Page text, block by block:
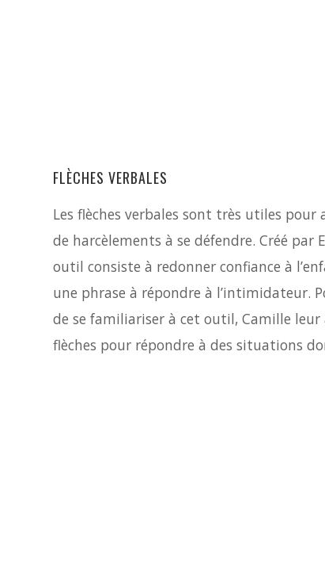
FLÈCHES VERBALES
Les flèches verbales sont très utiles
de harcèlements à se défendre. Créé par
outil consiste à redonner confiance à
une phrase à répondre à l’intimidateur.
de se familiariser à cet outil, Camille leur
flèches pour répondre à des situations